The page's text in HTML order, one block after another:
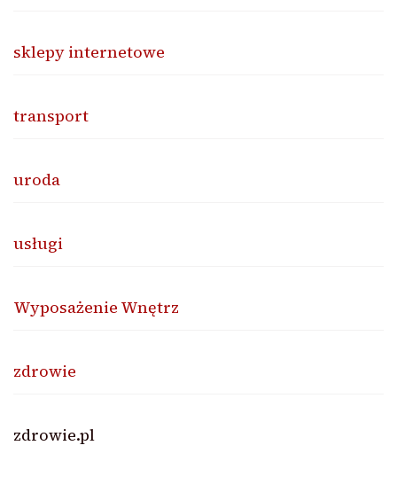
sklepy internetowe
transport
uroda
usługi
Wyposażenie Wnętrz
zdrowie
zdrowie.pl